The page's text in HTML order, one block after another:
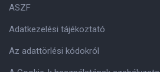
ASZF
Adatkezelési tájékoztató
Az adattörlési kódokról